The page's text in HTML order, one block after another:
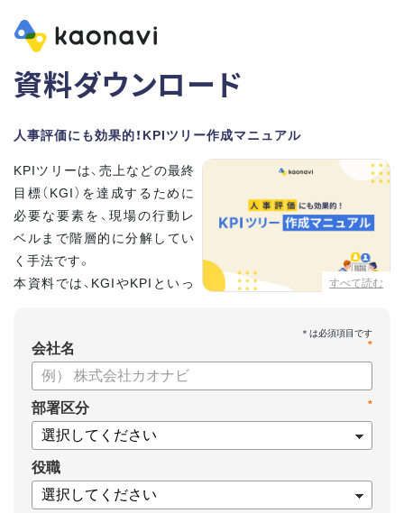
資料ダウンロード
人事評価にも効果的！KPIツリー作成マニュアル
すべて読む
KPIツリーは、売上などの最終
目標（KGI）を達成するために
必要な要素を、現場の行動レ
ベルまで階層的に分解してい
く手法です。
本資料では、KGIやKPIといっ
【資料の内容】
・KGI、KPIなどの用語をおさらい
・KPIツリーの作り方
・業種別のKPIツリー例
*
会社名
*
部署区分
役職